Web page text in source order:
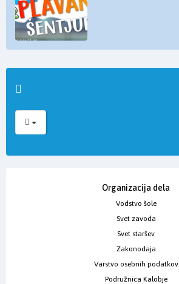
Organizacija dela
Vodstvo šole
Svet zavoda
Svet staršev
Zakonodaja
Varstvo osebnih podatkov
Podružnica Kalobje